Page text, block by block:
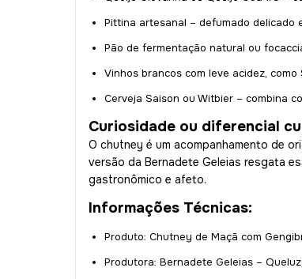
Pittina artesanal – defumado delicado
Pão de fermentação natural ou
Vinhos brancos com leve acidez,
Cerveja Saison ou Witbier – combina
Curiosidade ou diferencial
O chutney é um acompanhamento de
versão da Bernadete Geleias resgata
gastronômico e afeto.
Informações Técnicas:
Produto: Chutney de Maçã com
Produtora: Bernadete Geleias –